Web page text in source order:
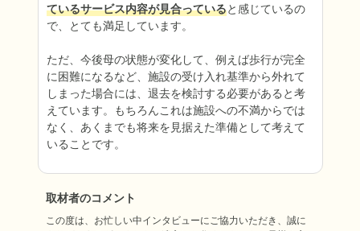
ているサービス内容が見合っていると感じているの
で、とても満足しています。
ただ、今後母の状態が変化して、例えば歩行が完全
に困難になるなど、施設の受け入れ基準から外れて
しまった場合には、退去を検討する必要があると考
えています。もちろんこれは施設への不満からでは
なく、あくまでも将来を見据えた準備として考えて
いることです。
取材者のコメント
この度は、お忙しい中インタビューにご協力いただき、誠に